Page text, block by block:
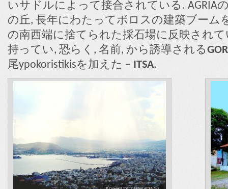
いサドルによって接合されている. AGRIA
の丘, 長年にわたってボロスの建築ブーム
の南西端に捨てられた採石場に反映され
持ってい, 恐らく, 名前, から誘導されるGOR
尾ypokoristikisを加えた – ITSA.